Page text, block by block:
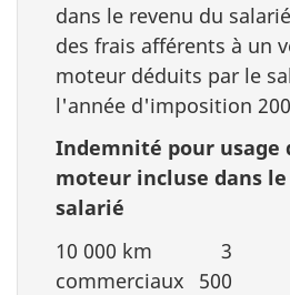
dans le revenu du
des frais afférents à un
moteur déduits par le
l'année d'imposition
Indemnité pour usage
moteur incluse dans
salarié
10 000 km
commerciaux
3
500